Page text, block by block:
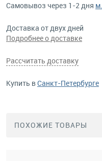
Самовывоз через 1-2 дня
Доставка от двух дней
Подробнее о доставке
Рассчитать доставку
Купить вСанкт-Петербурге
ПОХОЖИЕ ТОВАРЫ